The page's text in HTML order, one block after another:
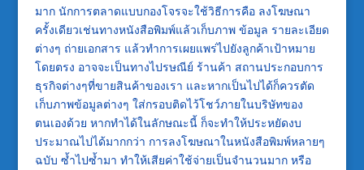
มาก นักการตลาดแบบกองโจรจะใช้วิธีการคือ ลงโฆษณา
ครั้งเดียวเช่นทางหนังสือพิมพ์แล้วเก็บภาพ ข้อมูล รายละเอียด
ต่างๆ ถ่ายเอกสาร แล้วทำการเผยแพร่ไปยังลูกค้าเป้าหมาย
โดยตรง อาจจะเป็นทางไปรษณีย์ ร้านค้า สถานประกอบการ
ธุรกิจต่างๆที่ขายสินค้าของเรา และหากเป็นไปได้ก็ควรตัด
เก็บภาพข้อมูลต่างๆ ใส่กรอบติดไว้โชว์ภายในบริษัทของ
ตนเองด้วย หากทำได้ในลักษณะนี้ ก็จะทำให้ประหยัดงบ
ประมาณไปได้มากกว่า การลงโฆษณาในหนังสือพิมพ์หลายๆ
ฉบับ ซ้ำไปซ้ำมา ทำให้เสียค่าใช้จ่ายเป็นจำนวนมาก หรือ